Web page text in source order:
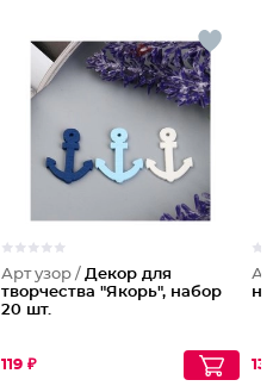
Арт узор / Декор для
творчества "Якорь", набор
20 шт.
119 ₽